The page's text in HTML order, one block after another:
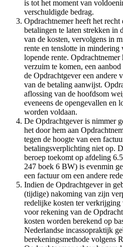
is tot het moment van
verschuldigde bedrag.
Opdrachtnemer heeft het
betalingen te laten strekken in
van de kosten, vervolgens in
rente en tenslotte in mindering
lopende rente.
verzuim te komen, een
de Opdrachtgever een andere
van de betaling aanwijst.
aflossing van de hoofdsom
eveneens de opengevallen en
worden voldaan.
De Opdrachtgever is nimmer
het door hem aan
tegen de hoogte van een
betalingsverplichting niet op.
beroep toekomt op afdeling
247 boek 6 BW) is evenmin
een factuur om een andere
Indien de Opdrachtgever in
(tijdige) nakoming van zijn
redelijke kosten ter
voor rekening van de
kosten worden berekend op
Nederlandse incassopraktijk
berekeningsmethode volgens